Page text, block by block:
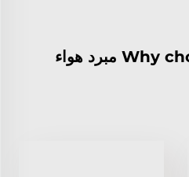
Why choose FJDIAMOND مبرد هواء